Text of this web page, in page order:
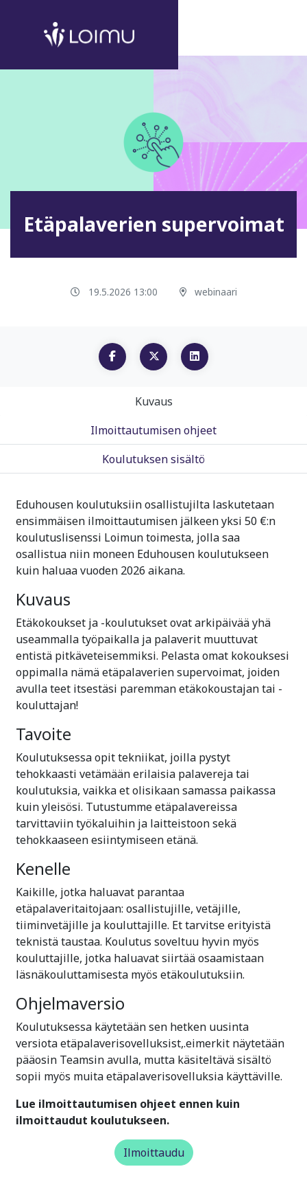
Etäpalaverien supervoimat
19.5.2026 13:00 webinaari
Kuvaus
Ilmoittautumisen ohjeet
Koulutuksen sisältö
Eduhousen koulutuksiin osallistujilta laskutetaan
ensimmäisen ilmoittautumisen jälkeen yksi 50 €:n
koulutuslisenssi Loimun toimesta, jolla saa
osallistua niin moneen Eduhousen koulutukseen
kuin haluaa vuoden 2026 aikana.
Kuvaus
Etäkokoukset ja -koulutukset ovat arkipäivää yhä
useammalla työpaikalla ja palaverit muuttuvat
entistä pitkäveteisemmiksi. Pelasta omat kokouksesi
oppimalla nämä etäpalaverien supervoimat, joiden
avulla teet itsestäsi paremman etäkokoustajan tai -
kouluttajan!
Tavoite
Koulutuksessa opit tekniikat, joilla pystyt
tehokkaasti vetämään erilaisia palavereja tai
koulutuksia, vaikka et olisikaan samassa paikassa
kuin yleisösi. Tutustumme etäpalavereissa
tarvittaviin työkaluihin ja laitteistoon sekä
tehokkaaseen esiintymiseen etänä.
Kenelle
Kaikille, jotka haluavat parantaa
etäpalaveritaitojaan: osallistujille, vetäjille,
tiiminvetäjille ja kouluttajille. Et tarvitse erityistä
teknistä taustaa. Koulutus soveltuu hyvin myös
kouluttajille, jotka haluavat siirtää osaamistaan
läsnäkouluttamisesta myös etäkoulutuksiin.
Ohjelmaversio
Koulutuksessa käytetään sen hetken uusinta
versiota etäpalaverisovelluksist,.eimerkit näytetään
pääosin Teamsin avulla, mutta käsiteltävä sisältö
sopii myös muita etäpalaverisovelluksia käyttäville.
Lue ilmoittautumisen ohjeet ennen kuin
ilmoittaudut koulutukseen.
Ilmoittaudu